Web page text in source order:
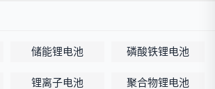
储能锂电池 磷酸铁锂电池
锂离子电池 聚合物锂电池